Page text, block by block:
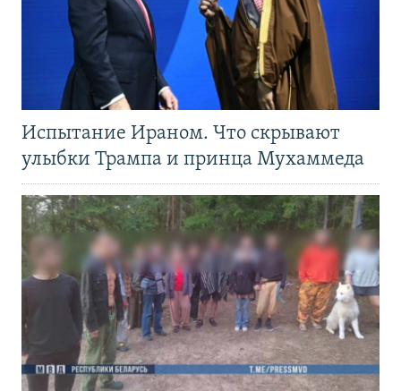
Испытание Ираном. Что скрывают
улыбки Трампа и принца Мухаммеда